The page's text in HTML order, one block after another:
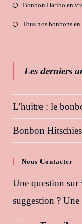
Bonbon Haribo en
Tous nos bonbons en
Les derniers
L’huitre : le
Bonbon
Nous Contacter
Une question sur
suggestion ?